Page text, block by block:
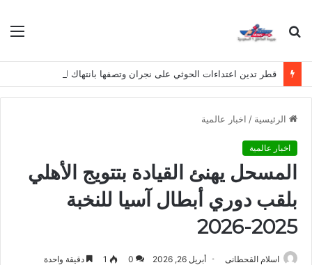
بحث
الرئيسية / اخبار عالمية
اخبار عالمية
المسحل يهنئ القيادة بتتويج الأهلي
بلقب دوري أبطال آسيا للنخبة
2025-2026
اسلام القحطانى أبريل 26, 2026 0
1 دقيقة واحدة